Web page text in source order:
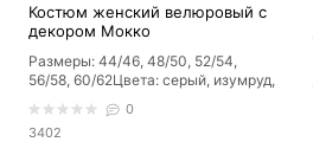
Костюм женский велюровый с
декором Мокко
Размеры: 44/46, 48/50, 52/54,
56/58, 60/62Цвета: серый, изумруд,
се..
0
3402